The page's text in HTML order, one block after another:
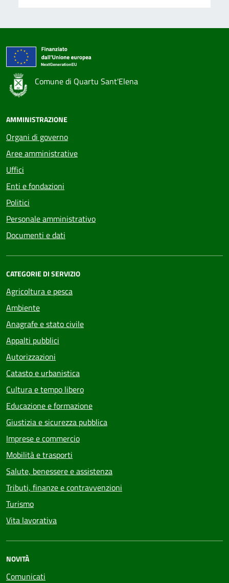
Comune di Quartu Sant'Elena
AMMINISTRAZIONE
Organi di governo
Aree amministrative
Uffici
Enti e fondazioni
Politici
Personale amministrativo
Documenti e dati
CATEGORIE DI SERVIZIO
Agricoltura e pesca
Ambiente
Anagrafe e stato civile
Appalti pubblici
Autorizzazioni
Catasto e urbanistica
Cultura e tempo libero
Educazione e formazione
Giustizia e sicurezza pubblica
Imprese e commercio
Mobilità e trasporti
Salute, benessere e assistenza
Tributi, finanze e contravvenzioni
Turismo
Vita lavorativa
NOVITÀ
Comunicati